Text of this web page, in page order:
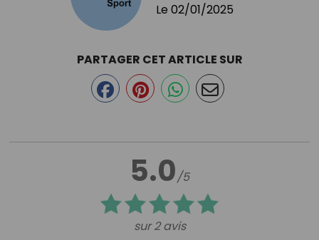
Le 02/01/2025
5.0/5
sur 2 avis
PARTAGER CET ARTICLE SUR